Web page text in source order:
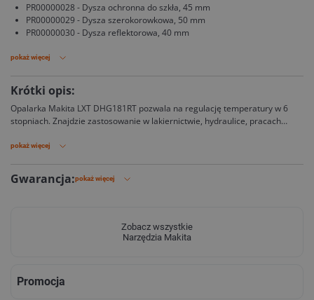
PR00000028 - Dysza ochronna do szkła, 45 mm
PR00000029 - Dysza szerokorowkowa, 50 mm
PR00000030 - Dysza reflektorowa, 40 mm
pokaż więcej
Krótki opis:
Opalarka Makita LXT DHG181RT pozwala na regulację temperatury w 6
stopniach. Znajdzie zastosowanie w lakiernictwie, hydraulice, pracach
pokaż więcej
Gwarancja:pokaż więcej
Zobacz wszystkie
Narzędzia Makita
Promocja